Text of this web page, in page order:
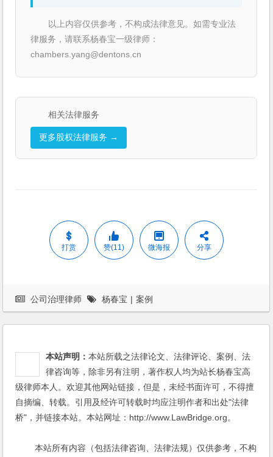
以上内容仅供参考，不构成法律意见。如需专业法
律服务，请联系杨春宝一级律师：
chambers.yang@dentons.cn
相关法律服务
更多股权法律服务 →
打赏 赞(11) 微海报 分享
公司治理律师 杨春宝 | 案例
本站声明：本站所载之法律论文、法律评论、案例、法
律咨询等，除非另有注明，著作权人均为站长杨春宝高
级律师本人。欢迎其他网站链接，但是，未经书面许可，不得擅
自摘编、转载。引用及经许可转载时均应注明作者和出处"法律
桥"，并链接本站。本站网址：http://www.LawBridge.org。
本站所有内容（包括法律咨询、法律法规）仅供参考，不构